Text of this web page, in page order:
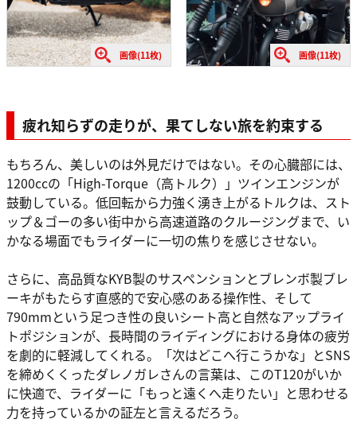
画像(11枚) 画像(11枚)
疲れ知らずの走りが、果てしない旅を約束する
もちろん、美しいのは外見だけではない。その心臓部には、
1200ccの「High-Torque（高トルク）」ツインエンジンが
鼓動している。低回転から力強く湧き上がるトルクは、スト
ップ＆ゴーの多い街中から高速道路のクルージングまで、い
かなる場面でもライダーに一切の焦りを感じさせない。
さらに、高品質なKYB製のサスペンションとブレンボ製ブレ
ーキがもたらす直感的で安心感のある操作性、そして
790mmという足つき性の良いシート高と自然なアップライ
トポジションが、長時間のライディングにおける身体の疲労
を劇的に軽減してくれる。「次はどこへ行こうかな」とSNS
を締めくくったダレノガレさんの言葉は、このT120がいか
に快適で、ライダーに「もっと遠くへ走りたい」と思わせる
力を持っているかの証左と言えるだろう。